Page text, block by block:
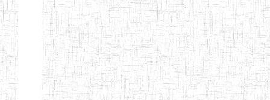
GTTC
MBENGWI
06/09/2000 ENIEG Public
GTTTC
MBENGWI
05/09/2010 ENIET Public